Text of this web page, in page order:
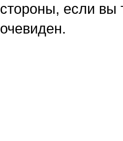
стороны, если вы
очевиден.